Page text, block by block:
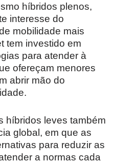
híbridos plenos,
interesse do
mobilidade mais
tem investido em
para atender à
ofereçam menores
abrir mão do
híbridos leves também
global, em que as
para reduzir as
a normas cada